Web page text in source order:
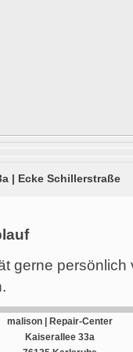
| Ecke Schillerstraße
gerne
malison | Repair-Center
Kaiserallee 33a